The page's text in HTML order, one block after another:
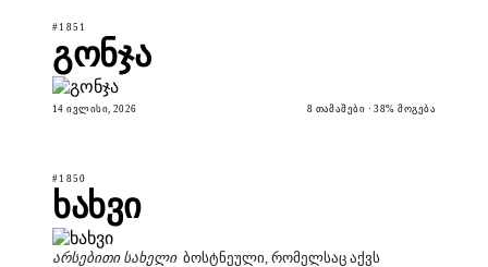
#1851
გონჯა
14 ᲘᲕᲚᲘᲡᲘ, 2026 8 ᲗᲐᲛᲐᲨᲔᲑᲘ · 38% ᲛᲝᲒᲔᲑᲐ
#1850
ხახვი
არსებითი სახელი ბოსტნეული, რომელსაც აქვს